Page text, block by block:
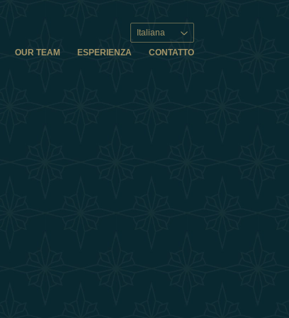
Italiana
OUR TEAM ESPERIENZA CONTATTO